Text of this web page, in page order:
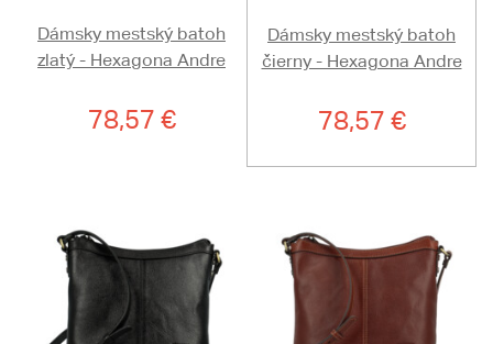
Dámsky mestský batoh
zlatý - Hexagona Andre
78,57 €
Dámsky mestský batoh
čierny - Hexagona Andre
78,57 €